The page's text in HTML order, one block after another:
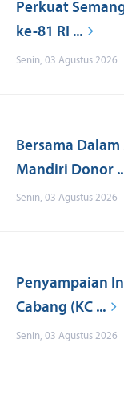
Perkuat
ke-81 RI ...
Senin, 03 Agustus 2026
Bersama
Mandiri Donor
Senin, 03 Agustus 2026
Penyampaian
Cabang (KC ...
Senin, 03 Agustus 2026